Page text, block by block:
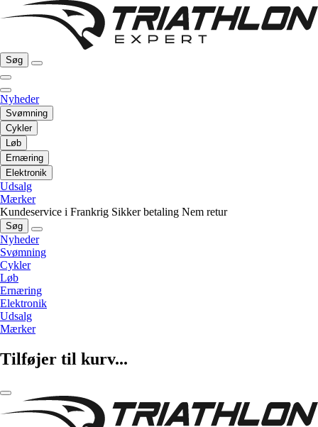
Søg
Nyheder
Svømning
Cykler
Løb
Ernæring
Elektronik
Udsalg
Mærker
Kundeservice i Frankrig Sikker betaling Nem retur
Søg
Nyheder
Svømning
Cykler
Løb
Ernæring
Elektronik
Udsalg
Mærker
Tilføjer til kurv...